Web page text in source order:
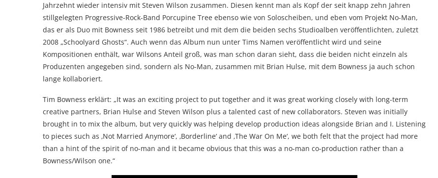
Jahrzehnt wieder intensiv mit Steven Wilson zusammen. Diesen kennt man als Kopf der seit knapp zehn Jahren
stillgelegten Progressive-Rock-Band Porcupine Tree ebenso wie von Soloscheiben, und eben vom Projekt No-Man,
das er als Duo mit Bowness seit 1986 betreibt und mit dem die beiden sechs Studioalben veröffentlichten, zuletzt
2008 „Schoolyard Ghosts“. Auch wenn das Album nun unter Tims Namen veröffentlicht wird und seine
Kompositionen enthält, war Wilsons Anteil groß, was man schon daran sieht, dass die beiden nicht einzeln als
Produzenten angegeben sind, sondern als No-Man, zusammen mit Brian Hulse, mit dem Bowness ja auch schon
lange kollaboriert.
Tim Bowness erklärt: „It was an exciting project to put together and it was great working closely with long-term
creative partners, Brian Hulse and Steven Wilson plus a talented cast of new collaborators. Steven was initially
brought in to mix the album, but very quickly was helping develop production ideas alongside Brian and I. Listening
to pieces such as ‚Not Married Anymore‘, ‚Borderline‘ and ‚The War On Me‘, we both felt that the project had more
than a hint of the spirit of no-man and it became obvious that this was a no-man co-production rather than a
Bowness/Wilson one.“